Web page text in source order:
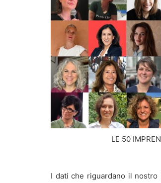
LE 50
I dati che riguardano il nostro